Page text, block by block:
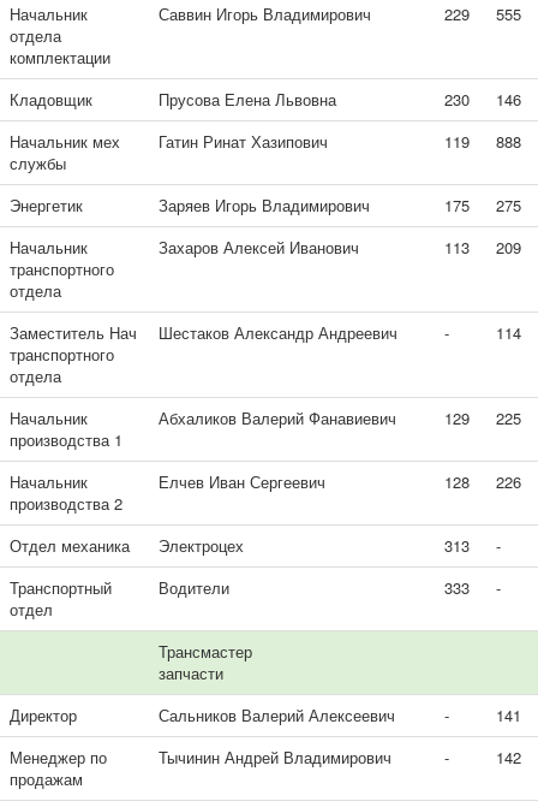
Начальник
отдела
комплектации
Саввин Игорь Владимирович 229 555
Кладовщик Прусова Елена Львовна 230
146
Начальник мех
службы
Гатин Ринат Хазипович 119 888
Энергетик Заряев Игорь Владимирович 175
275
Начальник
транспортного
отдела
Захаров Алексей Иванович 113 209
Заместитель Нач
транспортного
отдела
Шестаков Александр Андреевич - 114
Начальник
производства 1
Абхаликов Валерий Фанавиевич 129 225
Начальник
производства 2
Елчев Иван Сергеевич 128 226
Отдел механика Электроцех 313
-
Транспортный
отдел
Водители 333 -
Трансмастер
запчасти
Директор
Сальников Валерий Алексеевич -
141
Менеджер по
продажам
Тычинин Андрей Владимирович - 142